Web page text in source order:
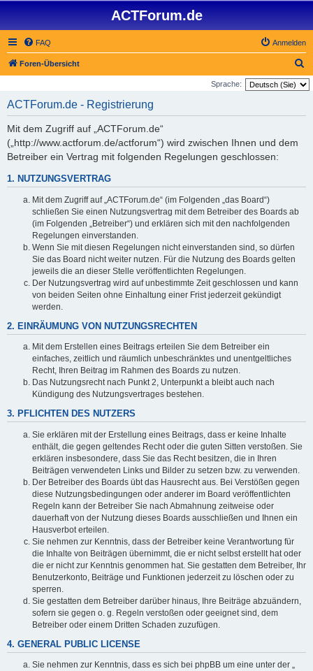
ACTForum.de
FAQ Anmelden
Foren-Übersicht
u
Sprache:
ACTForum.de - Registrierung
Mit dem Zugriff auf „ACTForum.de“
(„http://www.actforum.de/actforum“) wird zwischen Ihnen und dem
Betreiber ein Vertrag mit folgenden Regelungen geschlossen:
1. NUTZUNGSVERTRAG
Mit dem Zugriff auf „ACTForum.de“ (im Folgenden „das Board“)
schließen Sie einen Nutzungsvertrag mit dem Betreiber des Boards ab
(im Folgenden „Betreiber“) und erklären sich mit den nachfolgenden
Regelungen einverstanden.
Wenn Sie mit diesen Regelungen nicht einverstanden sind, so dürfen
Sie das Board nicht weiter nutzen. Für die Nutzung des Boards gelten
jeweils die an dieser Stelle veröffentlichten Regelungen.
Der Nutzungsvertrag wird auf unbestimmte Zeit geschlossen und kann
von beiden Seiten ohne Einhaltung einer Frist jederzeit gekündigt
werden.
2. EINRÄUMUNG VON NUTZUNGSRECHTEN
Mit dem Erstellen eines Beitrags erteilen Sie dem Betreiber ein
einfaches, zeitlich und räumlich unbeschränktes und unentgeltliches
Recht, Ihren Beitrag im Rahmen des Boards zu nutzen.
Das Nutzungsrecht nach Punkt 2, Unterpunkt a bleibt auch nach
Kündigung des Nutzungsvertrages bestehen.
3. PFLICHTEN DES NUTZERS
Sie erklären mit der Erstellung eines Beitrags, dass er keine Inhalte
enthält, die gegen geltendes Recht oder die guten Sitten verstoßen. Sie
erklären insbesondere, dass Sie das Recht besitzen, die in Ihren
Beiträgen verwendeten Links und Bilder zu setzen bzw. zu verwenden.
Der Betreiber des Boards übt das Hausrecht aus. Bei Verstößen gegen
diese Nutzungsbedingungen oder anderer im Board veröffentlichten
Regeln kann der Betreiber Sie nach Abmahnung zeitweise oder
dauerhaft von der Nutzung dieses Boards ausschließen und Ihnen ein
Hausverbot erteilen.
Sie nehmen zur Kenntnis, dass der Betreiber keine Verantwortung für
die Inhalte von Beiträgen übernimmt, die er nicht selbst erstellt hat oder
die er nicht zur Kenntnis genommen hat. Sie gestatten dem Betreiber, Ihr
Benutzerkonto, Beiträge und Funktionen jederzeit zu löschen oder zu
sperren.
Sie gestatten dem Betreiber darüber hinaus, Ihre Beiträge abzuändern,
sofern sie gegen o. g. Regeln verstoßen oder geeignet sind, dem
Betreiber oder einem Dritten Schaden zuzufügen.
4. GENERAL PUBLIC LICENSE
Sie nehmen zur Kenntnis, dass es sich bei phpBB um eine unter der „